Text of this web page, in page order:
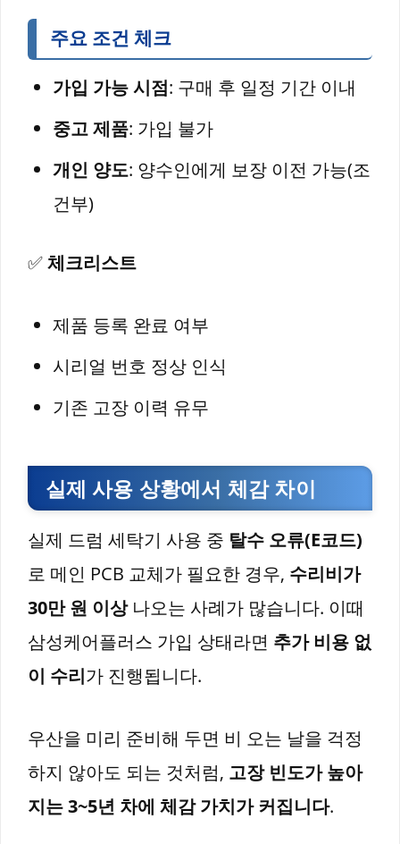
주요 조건 체크
가입 가능 시점: 구매 후 일정 기간 이내
중고 제품: 가입 불가
개인 양도: 양수인에게 보장 이전 가능(조
건부)
✅체크리스트
제품 등록 완료 여부
시리얼 번호 정상 인식
기존 고장 이력 유무
실제 사용 상황에서 체감 차이
실제 드럼 세탁기 사용 중 탈수 오류(E코드)
로 메인 PCB 교체가 필요한 경우, 수리비가
30만 원 이상나오는 사례가 많습니다. 이때
삼성케어플러스 가입 상태라면 추가 비용 없
이 수리가 진행됩니다.
우산을 미리 준비해 두면 비 오는 날을 걱정
하지 않아도 되는 것처럼, 고장 빈도가 높아
지는 3~5년 차에 체감 가치가 커집니다.